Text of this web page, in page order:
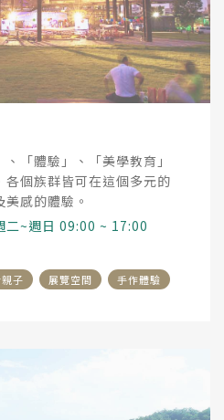
「體驗」、「美學教育」
個族群皆可在這個多元的
感的體驗。
二~週日 09:00 ~ 17:00
子 展覽空間 手作體驗